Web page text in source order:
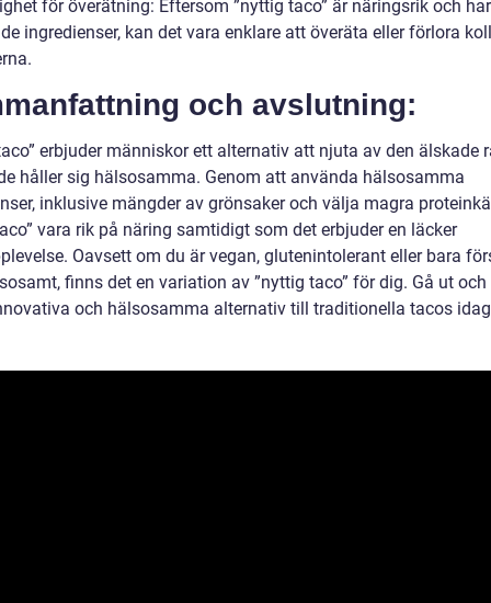
för överätning: Eftersom ”nyttig taco” är näringsrik och
ingredienser, kan det vara enklare att överäta eller förlora
och avslutning:
erbjuder människor ett alternativ att njuta av den älskade
håller sig hälsosamma. Genom att använda hälsosamma
inklusive mängder av grönsaker och välja magra
vara rik på näring samtidigt som det erbjuder en läcker
Oavsett om du är vegan, glutenintolerant eller bara
finns det en variation av ”nyttig taco” för dig. Gå ut
och hälsosamma alternativ till traditionella tacos